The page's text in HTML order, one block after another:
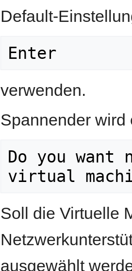
Default-
Enter
verwenden.
Spannender wird
Do you want
Soll die Virtuelle
ausgewählt